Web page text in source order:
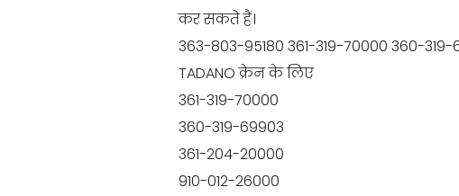
कर सकते हैं।
363-803-95180 361-319-70000 360-
TADANO क्रेन के लिए
361-319-70000
360-319-69903
361-204-20000
910-012-26000